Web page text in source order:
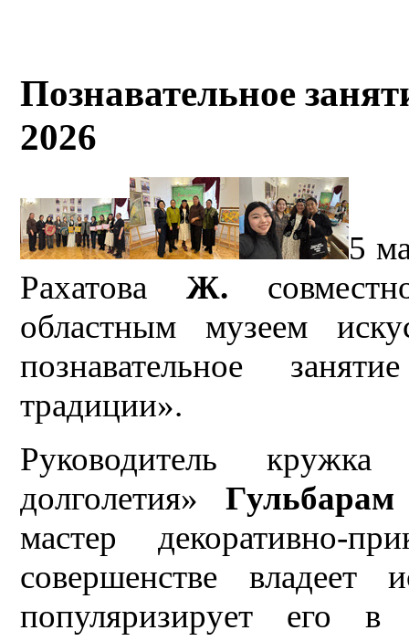
Познавательное
2026
5
РахатоваЖ.
областным музеем
познавательное
традиции».
Руководитель
долголетия» Гульбарам
мастер декоративно-
совершенстве владеет
популяризирует его